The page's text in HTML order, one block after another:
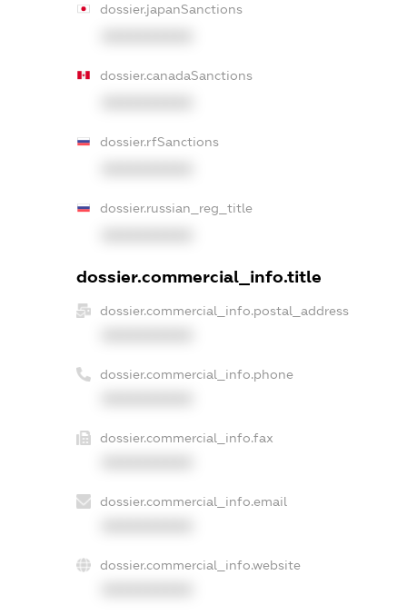
dossier.japanSanctions
dossier.canadaSanctions
dossier.rfSanctions
dossier.russian_reg_title
dossier.commercial_info.title
dossier.commercial_info.postal_address
dossier.commercial_info.phone
dossier.commercial_info.fax
dossier.commercial_info.email
dossier.commercial_info.website